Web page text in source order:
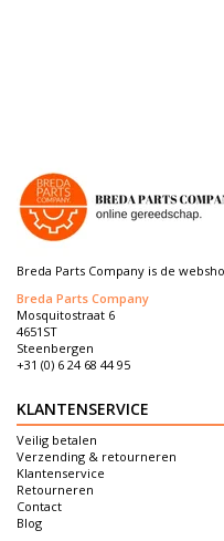
Breda Parts Company is de
Breda Parts Company
Mosquitostraat 6
4651ST
Steenbergen
+31 (0) 6 24 68 44 95
KLANTENSERVICE
Veilig betalen
Verzending & retourneren
Klantenservice
Retourneren
Contact
Blog